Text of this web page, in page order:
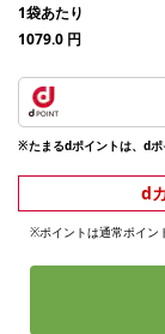
1袋あたり
1079.0 円
※たまるdポイントは、dポ
d
※ポイントは通常ポイン